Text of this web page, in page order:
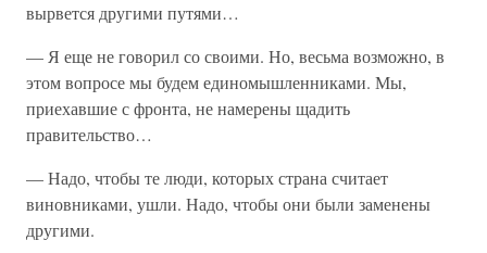
вырвется другими путями…
— Я еще не говорил со своими. Но, весьма возможно, в
этом вопросе мы будем единомышленниками. Мы,
приехавшие с фронта, не намерены щадить
правительство…
— Надо, чтобы те люди, которых страна считает
виновниками, ушли. Надо, чтобы они были заменены
другими.